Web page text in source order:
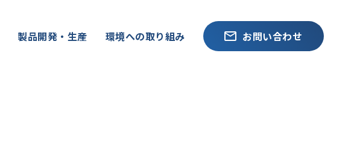
製品開発・生産 環境への取り組み お問い合わせ